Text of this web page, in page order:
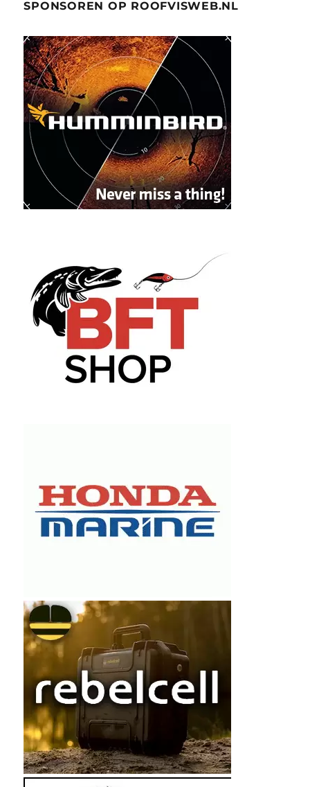
SPONSOREN OP ROOFVISWEB.NL